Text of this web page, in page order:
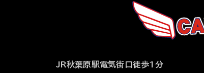
JR秋葉原駅電気街口徒歩1分